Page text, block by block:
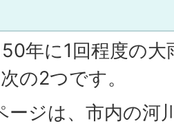
年に1回程度の
の2つです。
ージは、市内の河